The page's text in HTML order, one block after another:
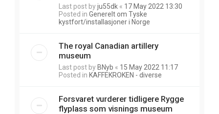
Last post byju55dk « 17 May 2022 13:30
Posted in Generelt om Tyske
kystfort/installasjoner i Norge
The royal Canadian artillery
museum
Last post by BNyb « 15 May 2022 11:17
Posted in KAFFEKROKEN - diverse
Forsvaret vurderer tidligere Rygge
flyplass som visnings museum